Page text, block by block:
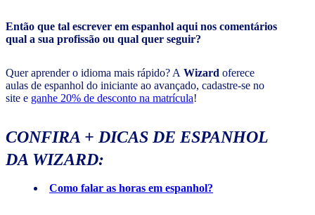
Então que tal escrever em espanhol aqui nos comentários
qual a sua profissão ou qual quer seguir?
Quer aprender o idioma mais rápido? A Wizard oferece
aulas de espanhol do iniciante ao avançado, cadastre-se no
site e ganhe 20% de desconto na matrícula!
CONFIRA + DICAS DE ESPANHOL
DA WIZARD:
Como falar as horas em espanhol?